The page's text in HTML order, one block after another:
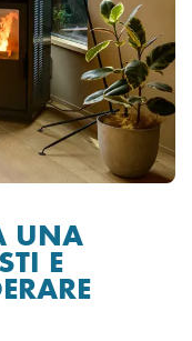
UNA
E